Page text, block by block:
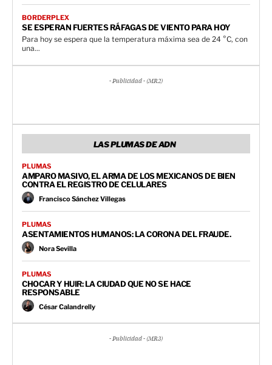
BORDERPLEX
SE ESPERAN FUERTES RÁFAGAS DE VIENTO PARA HOY
Para hoy se espera que la temperatura máxima sea de 24 °C, con
una...
- Publicidad - (MR2)
LAS PLUMAS DE ADN
PLUMAS
AMPARO MASIVO, EL ARMA DE LOS MEXICANOS DE BIEN
CONTRA EL REGISTRO DE CELULARES
Francisco Sánchez Villegas
PLUMAS
ASENTAMIENTOS HUMANOS: LA CORONA DEL FRAUDE.
Nora Sevilla
PLUMAS
CHOCAR Y HUIR: LA CIUDAD QUE NO SE HACE
RESPONSABLE
César Calandrelly
- Publicidad - (MR3)